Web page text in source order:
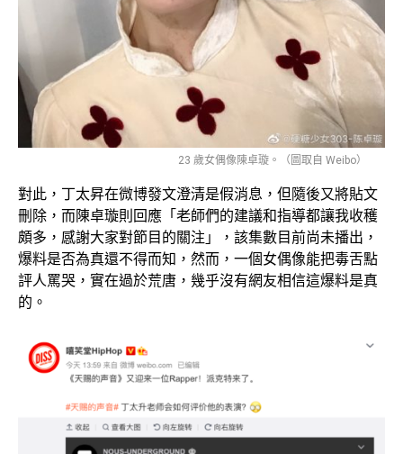
23 歲女偶像陳卓璇。（圖取自 Weibo）
對此，丁太昇在微博發文澄清是假消息，但隨後又將貼文
刪除，而陳卓璇則回應「老師們的建議和指導都讓我收穫
頗多，感謝大家對節目的關注」，該集數目前尚未播出，
爆料是否為真還不得而知，然而，一個女偶像能把毒舌點
評人罵哭，實在過於荒唐，幾乎沒有網友相信這爆料是真
的。